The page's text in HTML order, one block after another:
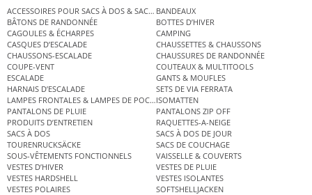
ACCESSOIRES POUR SACS À DOS & SACS ÉTANCHES
BANDEAUX
BÂTONS DE RANDONNÉE
BOTTES D’HIVER
CAGOULES & ÉCHARPES
CAMPING
CASQUES D’ESCALADE
CHAUSSETTES & CHAUSSONS
CHAUSSONS-ESCALADE
CHAUSSURES DE RANDONNÉE
COUPE-VENT
COUTEAUX & MULTITOOLS
ESCALADE
GANTS & MOUFLES
HARNAIS D’ESCALADE
SETS DE VIA FERRATA
LAMPES FRONTALES & LAMPES DE POCHEISOMATTEN
PANTALONS DE PLUIE
PANTALONS ZIP OFF
PRODUITS D’ENTRETIEN
RAQUETTES-A-NEIGE
SACS À DOS
SACS À DOS DE JOUR
TOURENRUCKSÄCKE
SACS DE COUCHAGE
SOUS-VÊTEMENTS FONCTIONNELS
VAISSELLE & COUVERTS
VESTES D’HIVER
VESTES DE PLUIE
VESTES HARDSHELL
VESTES ISOLANTES
VESTES POLAIRES
SOFTSHELLJACKEN